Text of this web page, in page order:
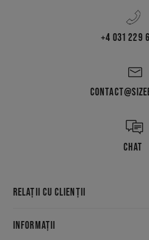
+4 031 229
CHAT
RELAȚII CU CLIENȚII
INFORMAȚII